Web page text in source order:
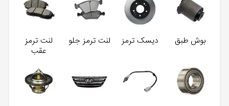
بوش طبق دیسک ترمز لنت ترمز جلو
لنت ترمز
عقب